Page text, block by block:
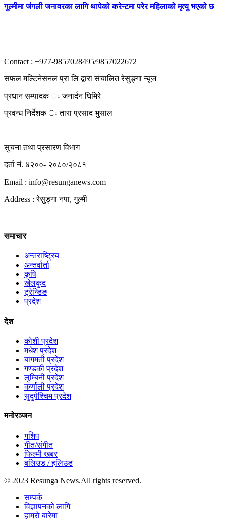
गुल्मीमा जंगली जनावरका लागि थापेको करेन्टमा परेर महिलाको मृत्यु भएको छ
Contact : +977-9857028495/9857022672
सफल मल्टिनेसनल प्रा लि द्वारा संचालित रेसुङ्गा न्यूज
प्रधान सम्पादक ः जनार्दन घिमिरे
प्रवन्ध निर्देशक ः तारा प्रसाद भुसाल
सुचना तथा प्रसारण विभाग
दर्ता नं. ४२००- २०८०/२०८१
Email : info@resunganews.com
Address : रेसुङ्गा नपा, गुल्मी
समाचार
अन्तराष्ट्रिय
अन्तर्वार्ता
कृषि
खेलकुद
ट्रेन्डिङ
प्रदेश
देश
कोशी प्रदेश
मधेश प्रदेश
बागमती प्रदेश
गण्डकी प्रदेश
लुम्बिनी प्रदेश
कर्णाली प्रदेश
सुदुर्पश्चिम प्रदेश
मनोरञ्जन
गशिप
गीत/संगीत
फिल्मी खबर
बलिउड / हलिउड
© 2023 Resunga News.All rights reserved.
सम्पर्क
विज्ञापनको लागि
हाम्रो बारेमा